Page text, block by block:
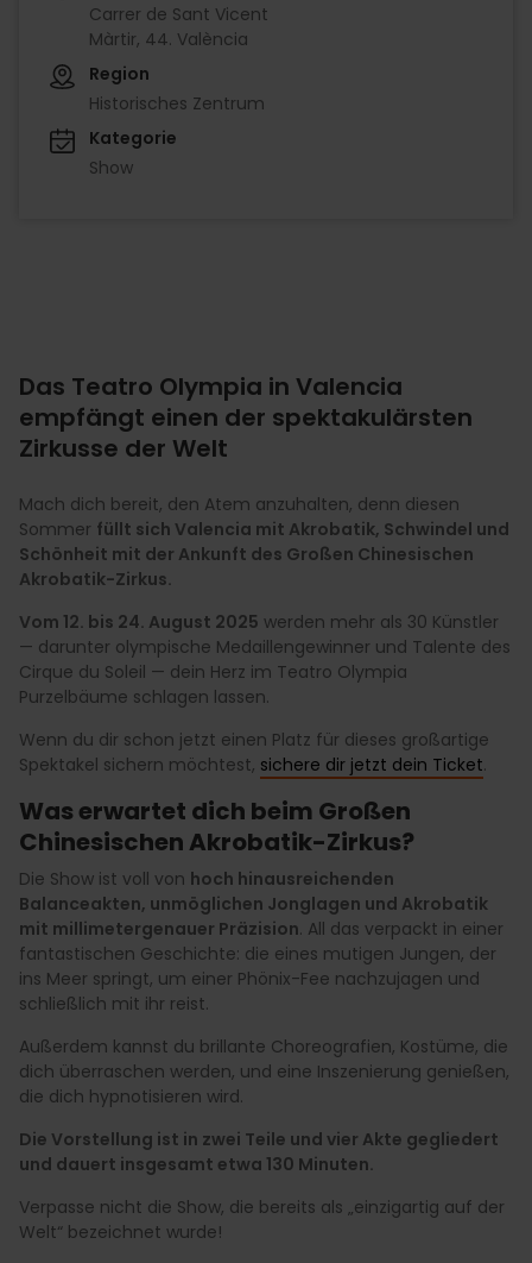
Carrer de Sant Vicent
Màrtir, 44. València
Region
Historisches Zentrum
Kategorie
Show
Das Teatro Olympia in Valencia
empfängt einen der spektakulärsten
Zirkusse der Welt
Mach dich bereit, den Atem anzuhalten, denn diesen
Sommer füllt sich Valencia mit Akrobatik, Schwindel und
Schönheit mit der Ankunft des Großen Chinesischen
Akrobatik-Zirkus.
Vom 12. bis 24. August 2025 werden mehr als 30 Künstler
— darunter olympische Medaillengewinner und Talente des
Cirque du Soleil — dein Herz im Teatro Olympia
Purzelbäume schlagen lassen.
Wenn du dir schon jetzt einen Platz für dieses großartige
Spektakel sichern möchtest, sichere dir jetzt dein Ticket.
Was erwartet dich beim Großen
Chinesischen Akrobatik-Zirkus?
Die Show ist voll von hoch hinausreichenden
Balanceakten, unmöglichen Jonglagen und Akrobatik
mit millimetergenauer Präzision. All das verpackt in einer
fantastischen Geschichte: die eines mutigen Jungen, der
ins Meer springt, um einer Phönix-Fee nachzujagen und
schließlich mit ihr reist.
Außerdem kannst du brillante Choreografien, Kostüme, die
dich überraschen werden, und eine Inszenierung genießen,
die dich hypnotisieren wird.
Die Vorstellung ist in zwei Teile und vier Akte gegliedert
und dauert insgesamt etwa 130 Minuten.
Verpasse nicht die Show, die bereits als „einzigartig auf der
Welt“ bezeichnet wurde!